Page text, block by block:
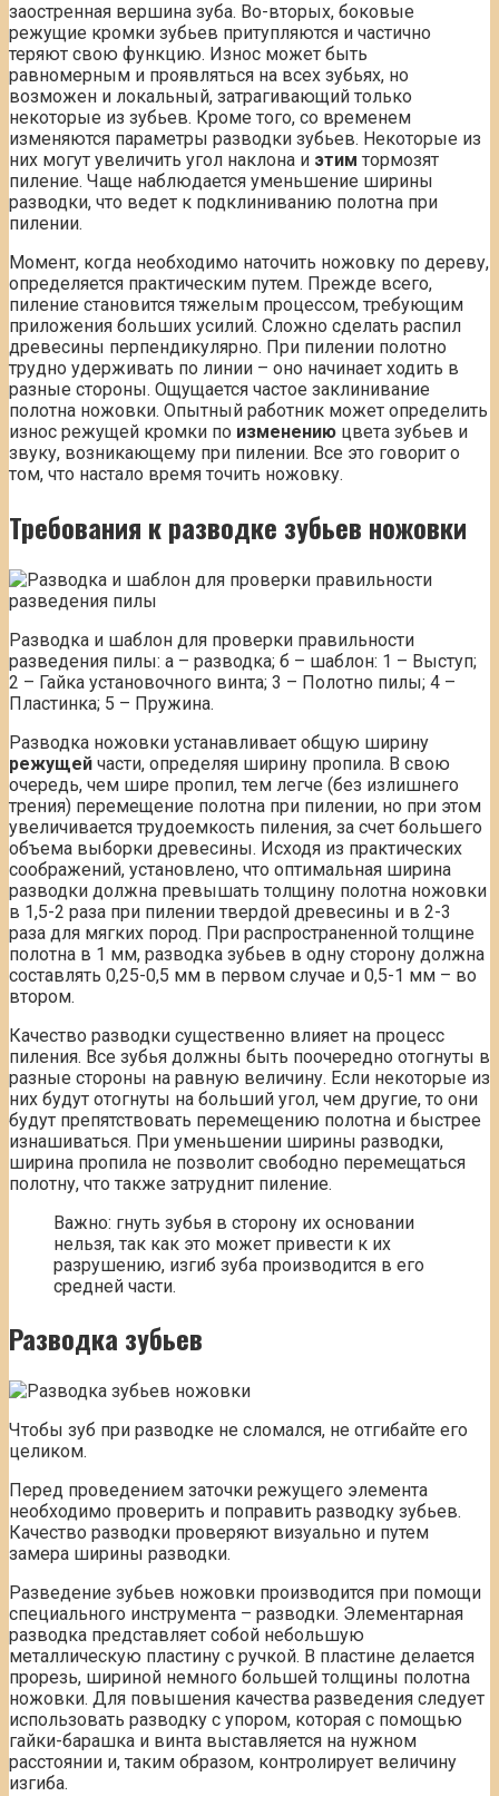
заостренная вершина зуба. Во-вторых, боковые
режущие кромки зубьев притупляются и частично
теряют свою функцию. Износ может быть
равномерным и проявляться на всех зубьях, но
возможен и локальный, затрагивающий только
некоторые из зубьев. Кроме того, со временем
изменяются параметры разводки зубьев. Некоторые из
них могут увеличить угол наклона и этим тормозят
пиление. Чаще наблюдается уменьшение ширины
разводки, что ведет к подклиниванию полотна при
пилении.
Момент, когда необходимо наточить ножовку по дереву,
определяется практическим путем. Прежде всего,
пиление становится тяжелым процессом, требующим
приложения больших усилий. Сложно сделать распил
древесины перпендикулярно. При пилении полотно
трудно удерживать по линии – оно начинает ходить в
разные стороны. Ощущается частое заклинивание
полотна ножовки. Опытный работник может определить
износ режущей кромки по изменению цвета зубьев и
звуку, возникающему при пилении. Все это говорит о
том, что настало время точить ножовку.
Требования к разводке зубьев ножовки
Разводка и шаблон для проверки правильности
разведения пилы: а – разводка; б – шаблон: 1 – Выступ;
2 – Гайка установочного винта; 3 – Полотно пилы; 4 –
Пластинка; 5 – Пружина.
Разводка ножовки устанавливает общую ширину
режущей части, определяя ширину пропила. В свою
очередь, чем шире пропил, тем легче (без излишнего
трения) перемещение полотна при пилении, но при этом
увеличивается трудоемкость пиления, за счет большего
объема выборки древесины. Исходя из практических
соображений, установлено, что оптимальная ширина
разводки должна превышать толщину полотна ножовки
в 1,5-2 раза при пилении твердой древесины и в 2-3
раза для мягких пород. При распространенной толщине
полотна в 1 мм, разводка зубьев в одну сторону должна
составлять 0,25-0,5 мм в первом случае и 0,5-1 мм – во
втором.
Качество разводки существенно влияет на процесс
пиления. Все зубья должны быть поочередно отогнуты в
разные стороны на равную величину. Если некоторые из
них будут отогнуты на больший угол, чем другие, то они
будут препятствовать перемещению полотна и быстрее
изнашиваться. При уменьшении ширины разводки,
ширина пропила не позволит свободно перемещаться
полотну, что также затруднит пиление.
Важно: гнуть зубья в сторону их основании
нельзя, так как это может привести к их
разрушению, изгиб зуба производится в его
средней части.
Разводка зубьев
Чтобы зуб при разводке не сломался, не отгибайте его
целиком.
Перед проведением заточки режущего элемента
необходимо проверить и поправить разводку зубьев.
Качество разводки проверяют визуально и путем
замера ширины разводки.
Разведение зубьев ножовки производится при помощи
специального инструмента – разводки. Элементарная
разводка представляет собой небольшую
металлическую пластину с ручкой. В пластине делается
прорезь, шириной немного большей толщины полотна
ножовки. Для повышения качества разведения следует
использовать разводку с упором, которая с помощью
гайки-барашка и винта выставляется на нужном
расстоянии и, таким образом, контролирует величину
изгиба.